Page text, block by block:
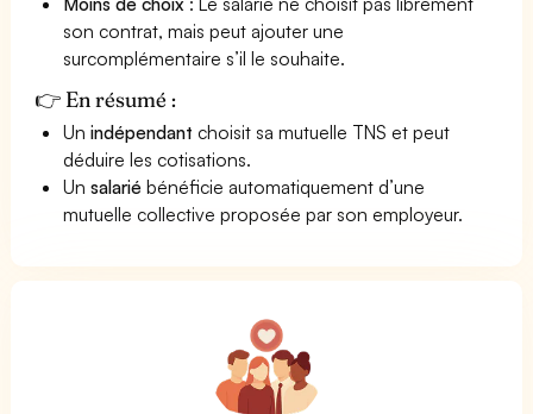
son contrat, mais peut ajouter une
surcomplémentaire s’il le souhaite.
👉 En résumé :
Unindépendant choisit sa mutuelle TNS et peut
déduire les cotisations.
Unsalarié bénéficie automatiquement d’une
mutuelle collective proposée par son employeur.